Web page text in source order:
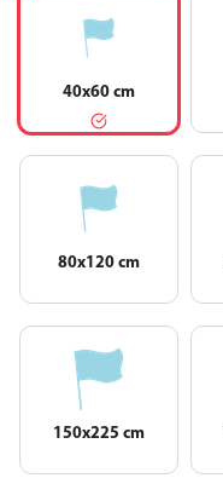
40x60 cm
80x120 cm
150x225 cm